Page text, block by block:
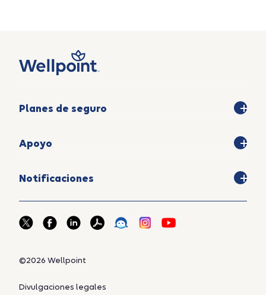
Planes de seguro
Apoyo
Notificaciones
©2026 Wellpoint
Divulgaciones legales